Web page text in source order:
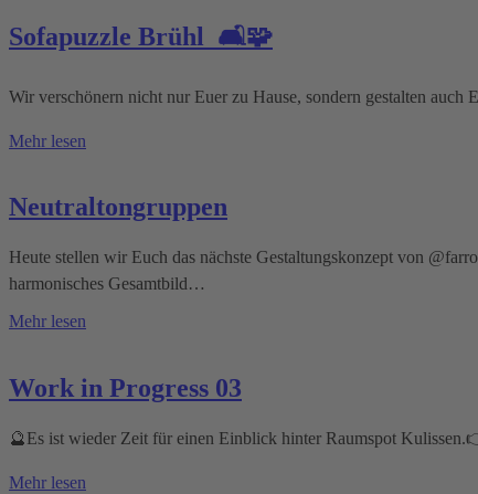
Sofapuzzle Brühl 🛋️🧩
Wir verschönern nicht nur Euer zu Hause, sondern gestalten
Mehr lesen
Neutraltongruppen
Heute stellen wir Euch das nächste Gestaltungskonzept von
harmonisches Gesamtbild…
Mehr lesen
Work in Progress 03
🔮Es ist wieder Zeit für einen Einblick hinter Raumspot
Mehr lesen